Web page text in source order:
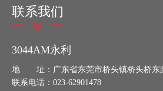
联系我们
3044AM永利
地 址：广东省东莞市桥头镇桥头桥东
联系电话：023-62901478